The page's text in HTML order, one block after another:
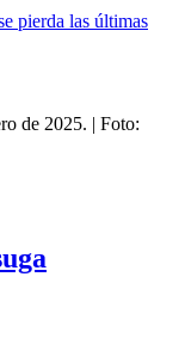
pierda las últimas
de 2025. | Foto: